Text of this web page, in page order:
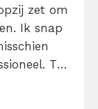
zet om
Ik snap
Tot
werk